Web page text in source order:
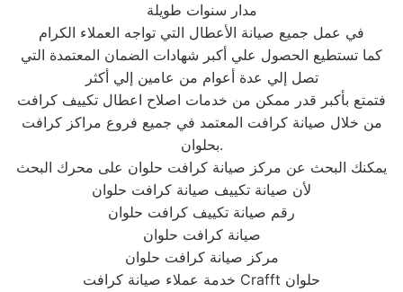
مدار سنوات طويلة
في عمل جميع صيانة الأعطال التي تواجه العملاء الكرام
كما تستطيع الحصول علي أكبر شهادات الضمان المعتمدة التي
تصل إلي عدة أعوام من عامين إلي أكثر
فتمتع بأكبر قدر ممكن من خدمات اصلاح اعطال تكييف كرافت
من خلال صيانة كرافت المعتمد في جميع فروع مراكز كرافت
بحلوان.
يمكنك البحث عن مركز صيانة كرافت حلوان على محرك البحث
لأن صيانة تكييف صيانة كرافت حلوان
رقم صيانة تكييف كرافت حلوان
صيانة كرافت حلوان
مركز صيانة كرافت حلوان
خدمة عملاء صيانة كرافت Crafft حلوان